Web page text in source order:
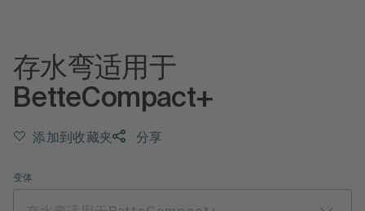
存水弯适用于
BetteCompact+
添加到收藏夹 分享
变体